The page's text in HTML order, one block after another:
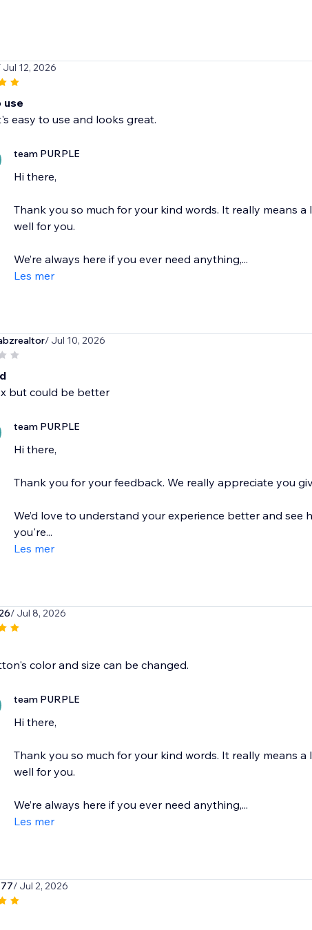
Jul 12, 2026
use
easy to use and looks great.
team PURPLE
Hi there,
Thank you so much for your kind words. It really means
well for you.
We’re always here if you ever need anything,...
Les mer
/ Jul 10, 2026
x but could be better
team PURPLE
Hi there,
Thank you for your feedback. We really appreciate you
We’d love to understand your experience better and see
you're...
Les mer
/ Jul 8, 2026
color and size can be changed.
team PURPLE
Hi there,
Thank you so much for your kind words. It really means
well for you.
We’re always here if you ever need anything,...
Les mer
/ Jul 2, 2026